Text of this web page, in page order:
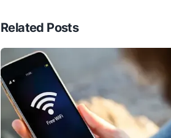
Related Posts